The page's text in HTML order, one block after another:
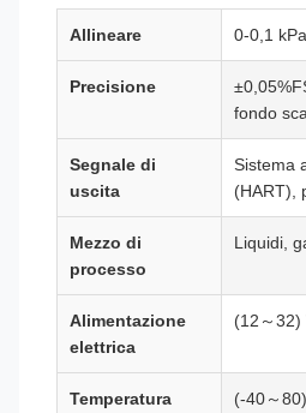
Allineare 0-0,1
Precisione
fondo
Segnale di
uscita
Sistema
(HART),
Mezzo di
processo
Liquidi,
Alimentazione
elettrica
(12～32)
Temperatura
(-40～